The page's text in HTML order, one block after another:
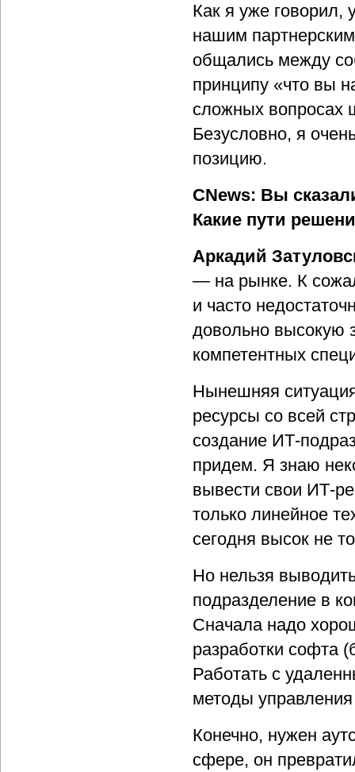
Как я уже говорил,
нашим
общались между
принципу «что вы
сложных вопросах
Безусловно, я
позицию.
CNews: Вы
Какие пути
Аркадий
— на рынке. К
и часто
довольно высокую
компетентных
Нынешняя
ресурсы со всей
создание ИТ-
придем. Я знаю
вывести свои ИТ-
только линейное
сегодня высок не
Но нельзя
подразделение в
Сначала надо
разработки софта
Работать с
методы
Конечно, нужен
сфере, он